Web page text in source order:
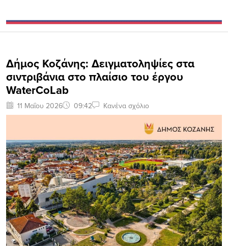
Δήμος Κοζάνης: Δειγματοληψίες στα
σιντριβάνια στο πλαίσιο του έργου
WaterCoLab
11 Μαΐου 2026 09:42 Κανένα σχόλιο